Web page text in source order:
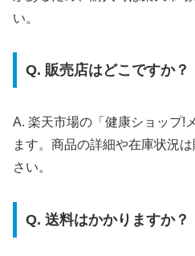
い。
Q. 販売店はどこですか？
A. 楽天市場の「健康ショップ!
ます。商品の詳細や在庫状況
さい。
Q. 送料はかかりますか？